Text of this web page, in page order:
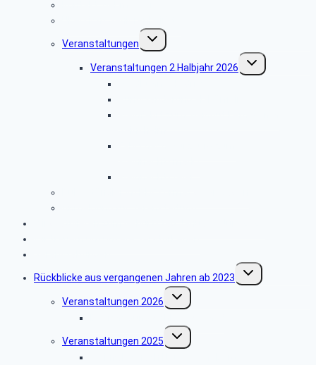
Veranstaltungen
Untermenü
umschalten
Veranstaltungen 2.Halbjahr 2026
Untermenü
umschalten
Rückblicke aus vergangenen Jahren ab 2023
Untermenü
umschalten
Veranstaltungen 2026
Untermenü
umschalten
Veranstaltungen 2025
Untermenü
umschalten